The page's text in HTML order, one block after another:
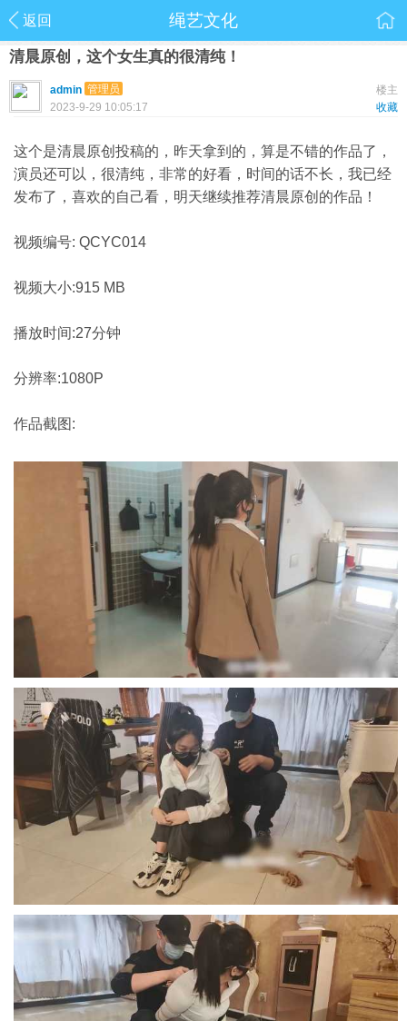
返回 绳艺文化
清晨原创，这个女生真的很清纯！
楼主
admin 管理员
收藏
2023-9-29 10:05:17
这个是清晨原创投稿的，昨天拿到的，算是不错的作品了，
演员还可以，很清纯，非常的好看，时间的话不长，我已经
发布了，喜欢的自己看，明天继续推荐清晨原创的作品！
视频编号: QCYC014
视频大小:915 MB
播放时间:27分钟
分辨率:1080P
作品截图: